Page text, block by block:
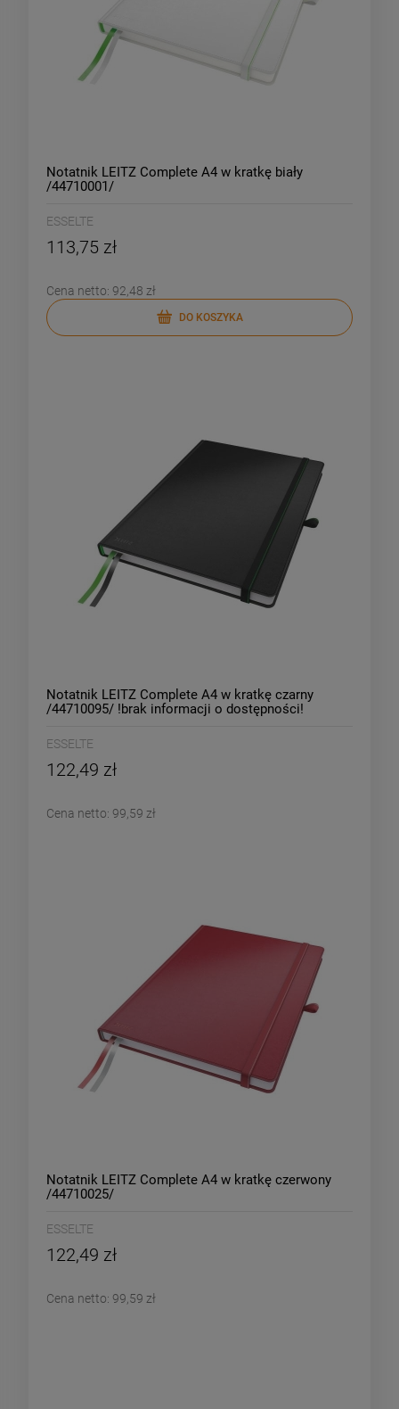
Notatnik LEITZ Complete A4 w kratkę biały
/44710001/
ESSELTE
113,75 zł
Cena netto: 92,48 zł
DO KOSZYKA
Notatnik LEITZ Complete A4 w kratkę czarny
/44710095/ !brak informacji o dostępności!
ESSELTE
122,49 zł
Cena netto: 99,59 zł
Notatnik LEITZ Complete A4 w kratkę czerwony
/44710025/
ESSELTE
122,49 zł
Cena netto: 99,59 zł